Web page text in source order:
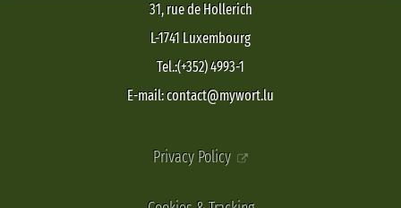
31, rue de Hollerich
L-1741 Luxembourg
Tel.:(+352) 4993-1
E-mail: contact@mywort.lu
Privacy Policy